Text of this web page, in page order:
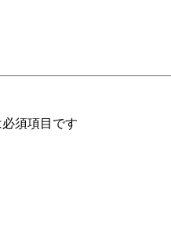
須項目です